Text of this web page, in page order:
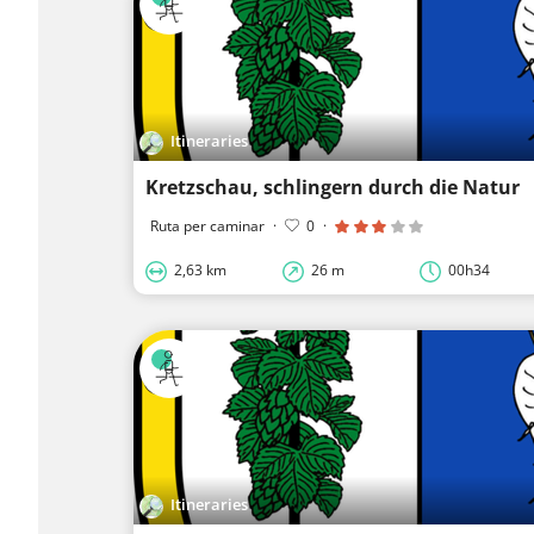
Itineraries
Kretzschau, schlingern durch die Natur
Ruta per caminar · 0 ·
2,63 km 26 m 00h34
Itineraries